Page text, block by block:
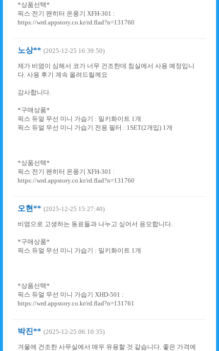
*상품선택*
픽스 전기 팬히터 온풍기 XFH-301 :
https://wrd.appstory.co.kr/rd.flad?n=131760
노상** (2025-12-25 16:39:50)
제가 비염이 심해서 코가 너무 건조한데 침실에서 사용 예정입니
다. 사용 후기 계속 올려드릴께요
감사합니다.
*구매상품*
픽스 듀얼 무선 미니 가습기 : 밀키화이트 1개
픽스 듀얼 무선 미니 가습기 전용 필터 : 1SET(2개입) 1개
*상품선택*
픽스 전기 팬히터 온풍기 XFH-301 :
https://wrd.appstory.co.kr/rd.flad?n=131760
오현** (2025-12-25 15:27:40)
비염으로 고생하는 동료들과 나누고 싶어서 응모합니다.
*구매상품*
픽스 듀얼 무선 미니 가습기 : 밀키화이트 1개
*상품선택*
픽스 듀얼 무선 미니 가습기 XHD-501 :
https://wrd.appstory.co.kr/rd.flad?n=131761
박진** (2025-12-25 06:10:35)
겨울에 건조한 사무실에서 매우 유용할 것 같습니다. 좋은 가격에